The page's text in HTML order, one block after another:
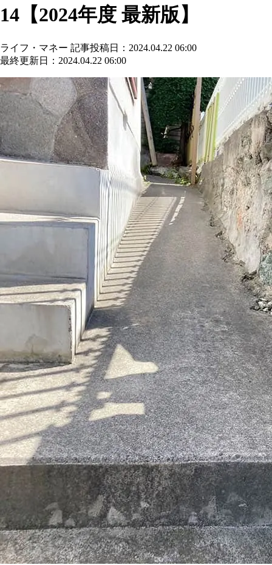
14【2024年度 最新版】
ライフ・マネー 記事投稿日：2024.04.22 06:00
最終更新日：2024.04.22 06:00